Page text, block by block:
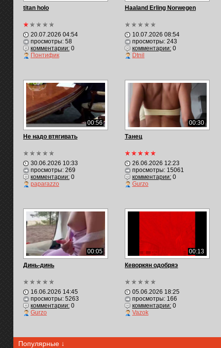
titan holo
20.07.2026 04:54
просмотры: 58
комментарии:0
Понтифик
Haaland Erling Norwegen
10.07.2026 08:54
просмотры: 243
комментарии:0
Dtnil
00:56
Не надо втягивать
30.06.2026 10:33
просмотры: 269
комментарии:0
paparazzo
00:30
Танец
26.06.2026 12:23
просмотры: 15061
комментарии:0
Gurzo
00:05
Динь-динь
16.06.2026 14:45
просмотры: 5263
комментарии:0
Gurzo
00:13
Кеворкян одобряэ
05.06.2026 18:25
просмотры: 166
комментарии:0
Vazok
Популярные ↓